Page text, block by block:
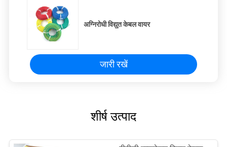
अग्निरोधी विद्युत केबल वायर
जारी रखें
शीर्ष उत्पाद